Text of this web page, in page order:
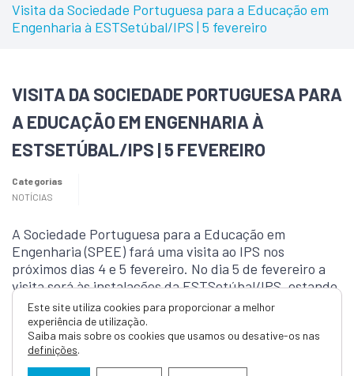
Visita da Sociedade Portuguesa para a Educação em
Engenharia à ESTSetúbal/IPS | 5 fevereiro
VISITA DA SOCIEDADE PORTUGUESA PARA
A EDUCAÇÃO EM ENGENHARIA À
ESTSETÚBAL/IPS | 5 FEVEREIRO
Categorias
NOTÍCIAS
A Sociedade Portuguesa para a Educação em
Engenharia (SPEE) fará uma visita ao IPS nos
próximos dias 4 e 5 fevereiro. No dia 5 de fevereiro a
visita será às instalações da ESTSetúbal/IPS, estando
prevista uma sessão com os docentes, tendo como
objetivos principais:
a apresentação da missão e das atividades atuais
da SPEE;
Este site utiliza cookies para proporcionar a melhor
experiência de utilização.
Saiba mais sobre os cookies que usamos ou desative-os nas
definições.